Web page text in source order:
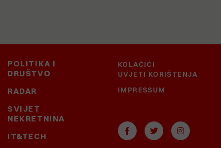
POLITIKA I
DRUŠTVO
RADAR
SVIJET
NEKRETNINA
IT&TECH
KOLAČIĆI
UVJETI KORIŠTENJA
IMPRESSUM